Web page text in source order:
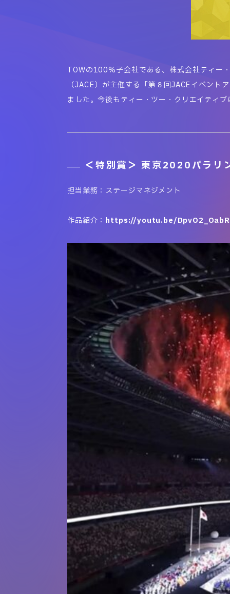
TOWの100%子会社である、株式会社ティー
（JACE）が主催する「第８回JACEイベン
ました。今後もティー・ツー・クリエイティ
＜特別賞＞ 東京2020パラリ
担当業務：ステージマネジメント
作品紹介： https://youtu.be/